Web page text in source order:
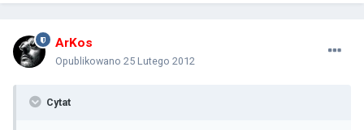
ArKos
Opublikowano 25 Lutego 2012
Cytat